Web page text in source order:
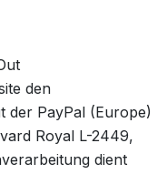
den
der PayPal (Europe)
Royal L-2449,
dient